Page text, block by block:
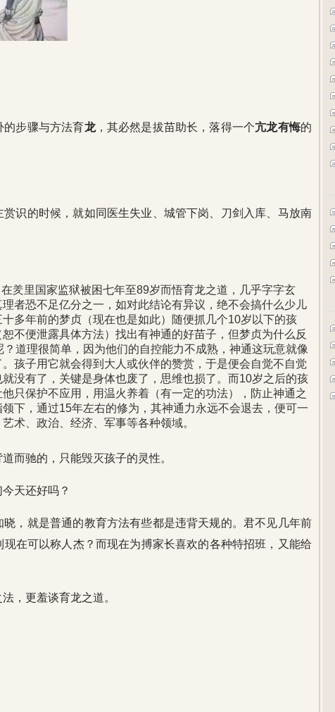
的步骤与方法育龙，其必然是拔苗助长，落得一个亢龙有悔的
赏识的时候，就如同医生失业、城管下岗、刀剑入库、马放南
里国家监狱被困七年至89岁而悟育龙之道，几乎字字玄
者恐不足亿分之一，如对此结论有异议，绝不会搞什么少儿
多年前的梦贞（现在也是如此）随便抓几个10岁以下的孩
不便泄露具体方法）找出有神通的好苗子，但梦贞为什么反
道理很简单，因为他们的自控能力不成熟，神通这玩意就像
孩子用它就会得到大人或伙伴的赞赏，于是便会自觉不自觉
没有了，关键是身体也废了，思维也损了。而10岁之后的孩
只保护不应用，用温火养着（有一定的功法），防止神通之
下，通过15年左右的修为，其神通力永远不会退去，便可一
术、政治、经济、军事等各种领域。
而驰的，只能毁灭孩子的灵性。
天还好吗？
，就是普通的教育方法有些都是违背天规的。君不见几年前
在可以称人杰？而现在为搏家长喜欢的各种特招班，又能给
，更羞谈育龙之道。